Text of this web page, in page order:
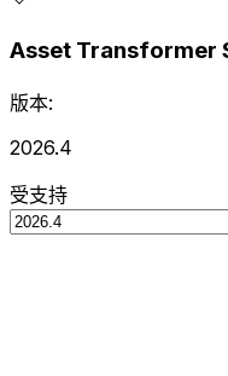
Asset Transformer
版本:
2026.4
受支持